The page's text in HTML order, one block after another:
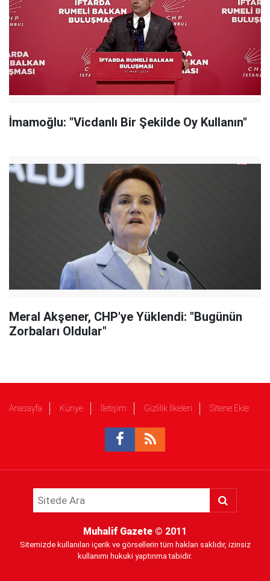
İmamoğlu: "Vicdanlı Bir Şekilde Oy Kullanın"
Meral Akşener, CHP'ye Yüklendi: "Bugünün
Zorbaları Oldular"
Anasayfa Künye İletişim Gizlilik İlkeleri Sitene Ekle
Muhalif Gazete © 2011
Sitemizde kullanılan içerik ve görsellerin tüm hakları saklıdır, izinsiz
kullanımı hukuki yaptırıma tabidir.